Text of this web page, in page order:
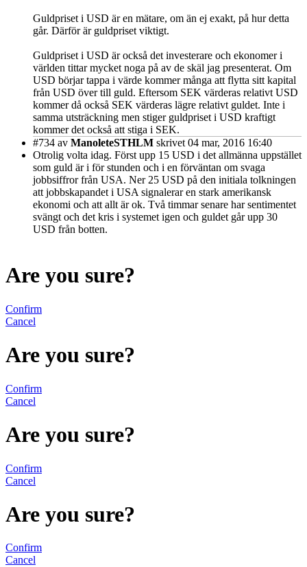
Guldpriset i USD är en mätare, om än ej exakt, på hur detta
går. Därför är guldpriset viktigt.
Guldpriset i USD är också det investerare och ekonomer i
världen tittar mycket noga på av de skäl jag presenterat. Om
USD börjar tappa i värde kommer många att flytta sitt kapital
från USD över till guld. Eftersom SEK värderas relativt USD
kommer då också SEK värderas lägre relativt guldet. Inte i
samma utsträckning men stiger guldpriset i USD kraftigt
kommer det också att stiga i SEK.
#734 av ManoleteSTHLM skrivet 04 mar, 2016 16:40
Otrolig volta idag. Först upp 15 USD i det allmänna uppstället
som guld är i för stunden och i en förväntan om svaga
jobbsiffror från USA. Ner 25 USD på den initiala tolkningen
att jobbskapandet i USA signalerar en stark amerikansk
ekonomi och att allt är ok. Två timmar senare har sentimentet
svängt och det kris i systemet igen och guldet går upp 30
USD från botten.
Are you sure?
Confirm
Cancel
Are you sure?
Confirm
Cancel
Are you sure?
Confirm
Cancel
Are you sure?
Confirm
Cancel